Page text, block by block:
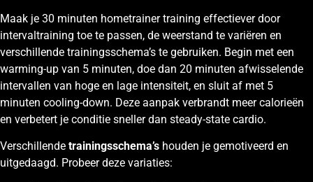
Maak je 30 minuten hometrainer training effectiever door
intervaltraining toe te passen, de weerstand te variëren en
verschillende trainingsschema’s te gebruiken. Begin met een
warming-up van 5 minuten, doe dan 20 minuten afwisselende
intervallen van hoge en lage intensiteit, en sluit af met 5
minuten cooling-down. Deze aanpak verbrandt meer calorieën
en verbetert je conditie sneller dan steady-state cardio.
Verschillende trainingsschema’s houden je gemotiveerd en
uitgedaagd. Probeer deze variaties: